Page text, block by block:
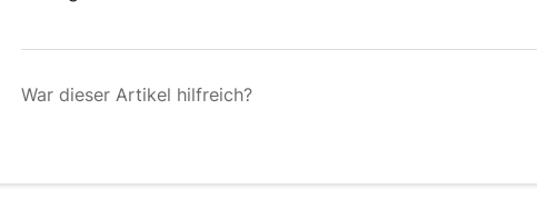
War dieser Artikel hilfreich?